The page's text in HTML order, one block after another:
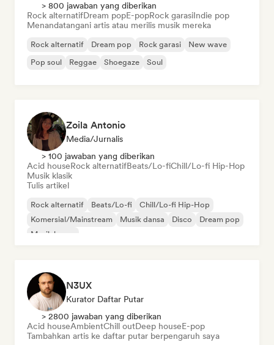
> 800 jawaban yang diberikan
Rock alternatifDream popE-popRock garasiIndie pop
Menandatangani artis atau merilis musik mereka
Rock alternatif Dream pop Rock garasi
New wave
Pop soul
Reggae Shoegaze Soul
Zoila Antonio
Media/Jurnalis
> 100 jawaban yang diberikan
Acid houseRock alternatifBeats/Lo-fiChill/Lo-fi Hip-Hop
Musik klasik
Tulis artikel
Rock alternatif Beats/Lo-fi
Chill/Lo-fi Hip-Hop
Komersial/Mainstream
Musik dansa Disco
Dream pop
Musik house
N3UX
Kurator Daftar Putar
> 2800 jawaban yang diberikan
Acid houseAmbientChill outDeep houseE-pop
Tambahkan artis ke daftar putar berpengaruh saya